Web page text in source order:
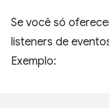
Se você só
listeners de
Exemplo: